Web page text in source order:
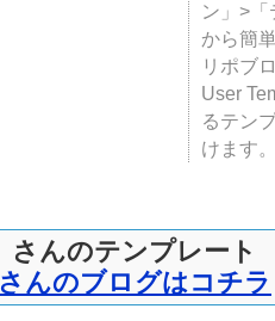
ン」>
から簡
リポブ
User
るテン
けます
さんのテンプレート
さんのブログはコチラ